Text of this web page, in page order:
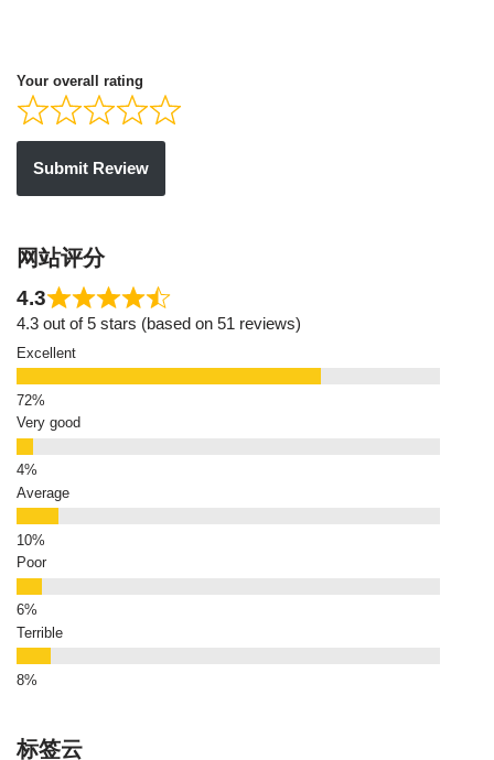
Your overall rating
Submit Review
网站评分
4.3
4.3 out of 5 stars (based on 51 reviews)
Excellent
Very good
Average
Poor
Terrible
标签云